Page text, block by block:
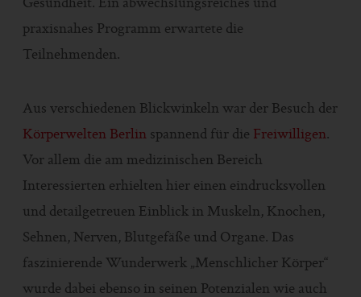
praxisnahes Programm erwartete die
Teilnehmenden.
Aus verschiedenen Blickwinkeln war der Besuch der
Körperwelten Berlin spannend für die Freiwilligen.
Vor allem die am medizinischen Bereich
Interessierten erhielten hier einen eindrucksvollen
und detailgetreuen Einblick in Muskeln, Knochen,
Sehnen, Nerven, Blutgefäße und Organe. Das
faszinierende Wunderwerk „Menschlicher Körper“
wurde dabei ebenso in seinen Potenzialen wie auch